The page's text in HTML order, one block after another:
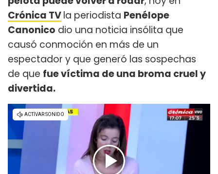
Crónica TVla periodista Penélope
Canonico dio una noticia insólita que
causó conmoción en más de un
espectador y que generó las sospechas
de que fue víctima de una broma cruel y
divertida.